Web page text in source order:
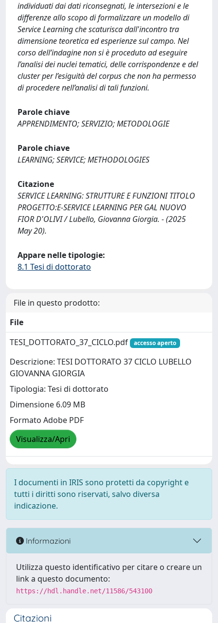
individuati dai dati riconsegnati, le intersezioni e le
differenze allo scopo di formalizzare un modello di
Service Learning che scaturisca dall'incontro tra
dimensione teoretica ed esperienze sul campo. Nel
corso dell’indagine non si è proceduto ad eseguire
l’analisi dei nuclei tematici, delle corrispondenze e del
cluster per l’esiguità del corpus che non ha permesso
di procedere nell’analisi di tali funzioni.
Parole chiave
APPRENDIMENTO; SERVIZIO; METODOLOGIE
Parole chiave
LEARNING; SERVICE; METHODOLOGIES
Citazione
SERVICE LEARNING: STRUTTURE E FUNZIONI TITOLO
PROGETTO:E-SERVICE LEARNING PER GAL NUOVO
FIOR D'OLIVI / Lubello, Giovanna Giorgia. - (2025
May 20).
Appare nelle tipologie:
8.1 Tesi di dottorato
File in questo prodotto:
File
TESI_DOTTORATO_37_CICLO.pdf
accesso aperto
Descrizione: TESI DOTTORATO 37 CICLO LUBELLO
GIOVANNA GIORGIA
Tipologia: Tesi di dottorato
Dimensione 6.09 MB
Formato Adobe PDF
Visualizza/Apri
I documenti in IRIS sono protetti da copyright e
tutti i diritti sono riservati, salvo diversa
indicazione.
Informazioni
Utilizza questo identificativo per citare o creare un
link a questo documento:
https://hdl.handle.net/11586/543100
Citazioni